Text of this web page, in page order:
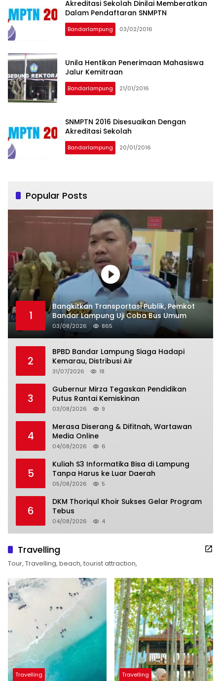
Akreditasi Sekolah Dinilai Memberatkan
Dalam Pendaftaran SNMPTN
Bandarlampung 03/02/2016
Unila Hentikan Penerimaan Mahasiswa
Jalur Kemitraan
Bandarlampung 21/01/2016
SNMPTN 2016 Disesuaikan Dengan
Akreditasi Sekolah
Bandarlampung 20/01/2016
Popular Posts
1
Bangkitkan Transportasi Publik, Pemkot
Bandar Lampung Uji Coba Bus Umum
03/08/2026 865
2
BPBD Bandar Lampung Siaga Hadapi
Kemarau, Distribusi Air
31/07/2026 18
3
Gubernur Mirza Tegaskan Pendidikan
Putus Rantai Kemiskinan
03/08/2026 9
4
Merasa Diserang & Difitnah, Wartawan
Media Online
04/08/2026 6
5
Kuliah S3 Informatika Bisa di Lampung
Tanpa Harus ke Luar Daerah
05/08/2026 5
6
DKM Thoriqul Khoir Sukses Gelar Program
Tebus
04/08/2026 4
Travelling
Tour, Travelling, beach, tourist attraction,
Travelling Travelling